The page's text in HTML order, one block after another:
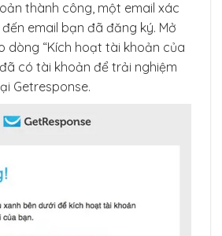
thành công, một email xác
email bạn đã đăng ký. Mở
dòng “Kích hoạt tài khoản của
có tài khoản để trải nghiệm
Getresponse.